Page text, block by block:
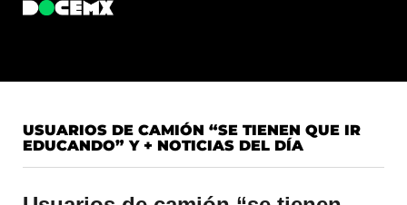
USUARIOS DE CAMIÓN “SE TIENEN QUE IR
EDUCANDO” Y + NOTICIAS DEL DÍA